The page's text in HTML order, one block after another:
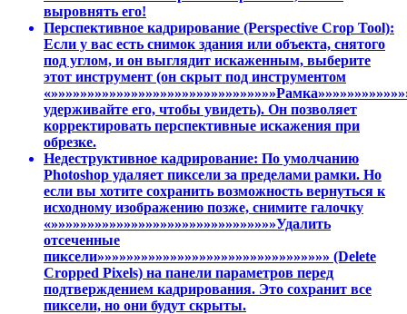
выровнять его!
Перспективное кадрирование (Perspective Crop Tool):
Если у вас есть снимок здания или объекта, снятого
под углом, и он выглядит искаженным, выберите
этот инструмент (он скрыт под инструментом
удерживайте его, чтобы увидеть). Он позволяет
корректировать перспективные искажения при
обрезке.
Недеструктивное кадрирование: По умолчанию
Photoshop удаляет пиксели за пределами рамки. Но
если вы хотите сохранить возможность вернуться к
исходному изображению позже, снимите галочку
«»»»»»»»»»»»»»»»»»»»»»»»»»»»»»»»Удалить
отсеченные
пиксели»»»»»»»»»»»»»»»»»»»»»»»»»»»»»»»» (Delete
Cropped Pixels) на панели параметров перед
подтверждением кадрирования. Это сохранит все
пиксели, но они будут скрыты.